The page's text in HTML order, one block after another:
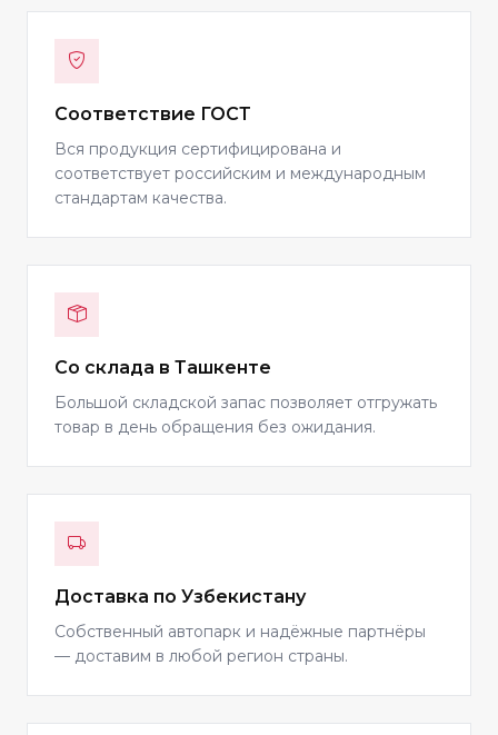
Соответствие ГОСТ
Вся продукция сертифицирована и
соответствует российским и международным
стандартам качества.
Со склада в Ташкенте
Большой складской запас позволяет отгружать
товар в день обращения без ожидания.
Доставка по Узбекистану
Собственный автопарк и надёжные партнёры
— доставим в любой регион страны.